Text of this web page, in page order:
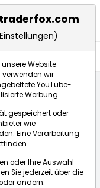
Website
verwenden wir
YouTube-
Werbung.
gespeichert oder
wie
Eine Verarbeitung
oder Ihre Auswahl
Sie jederzeit über die
ändern.